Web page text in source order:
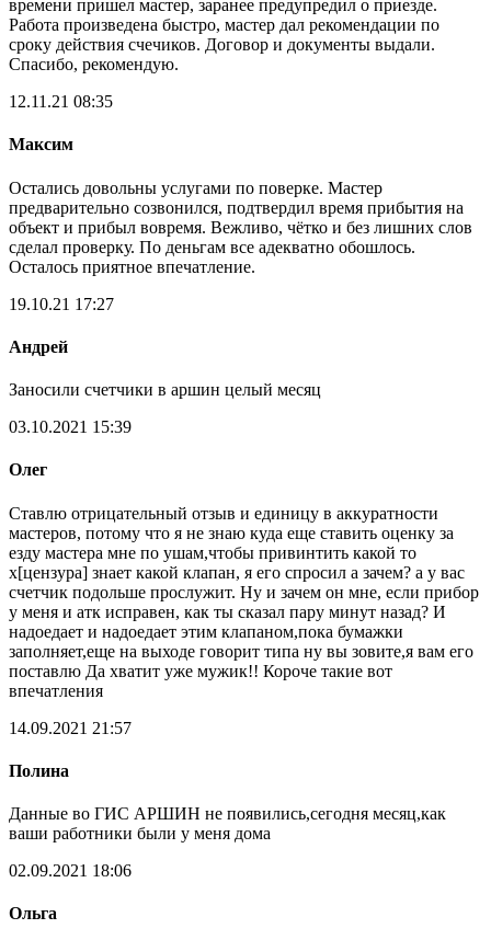
времени пришел мастер, заранее предупредил о приезде.
Работа произведена быстро, мастер дал рекомендации по
сроку действия счечиков. Договор и документы выдали.
Спасибо, рекомендую.
12.11.21 08:35
Максим
Остались довольны услугами по поверке. Мастер
предварительно созвонился, подтвердил время прибытия на
объект и прибыл вовремя. Вежливо, чётко и без лишних слов
сделал проверку. По деньгам все адекватно обошлось.
Осталось приятное впечатление.
19.10.21 17:27
Андрей
Заносили счетчики в аршин целый месяц
03.10.2021 15:39
Олег
Ставлю отрицательный отзыв и единицу в аккуратности
мастеров, потому что я не знаю куда еще ставить оценку за
езду мастера мне по ушам,чтобы привинтить какой то
х[цензура] знает какой клапан, я его спросил а зачем? а у вас
счетчик подольше прослужит. Ну и зачем он мне, если прибор
у меня и атк исправен, как ты сказал пару минут назад? И
надоедает и надоедает этим клапаном,пока бумажки
заполняет,еще на выходе говорит типа ну вы зовите,я вам его
поставлю Да хватит уже мужик!! Короче такие вот
впечатления
14.09.2021 21:57
Полина
Данные во ГИС АРШИН не появились,сегодня месяц,как
ваши работники были у меня дома
02.09.2021 18:06
Ольга